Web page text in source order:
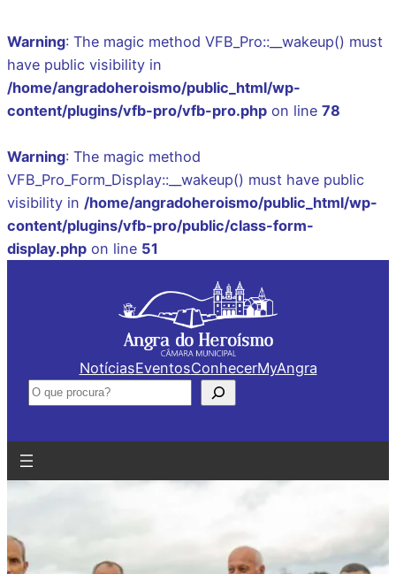
Warning: The magic method VFB_Pro::__wakeup() must
have public visibility in
/home/angradoheroismo/public_html/wp-
content/plugins/vfb-pro/vfb-pro.php on line 78
Warning: The magic method
VFB_Pro_Form_Display::__wakeup() must have public
visibility in /home/angradoheroismo/public_html/wp-
content/plugins/vfb-pro/public/class-form-
display.php on line 51
NotíciasEventosConhecerMyAngra
Pesquisar